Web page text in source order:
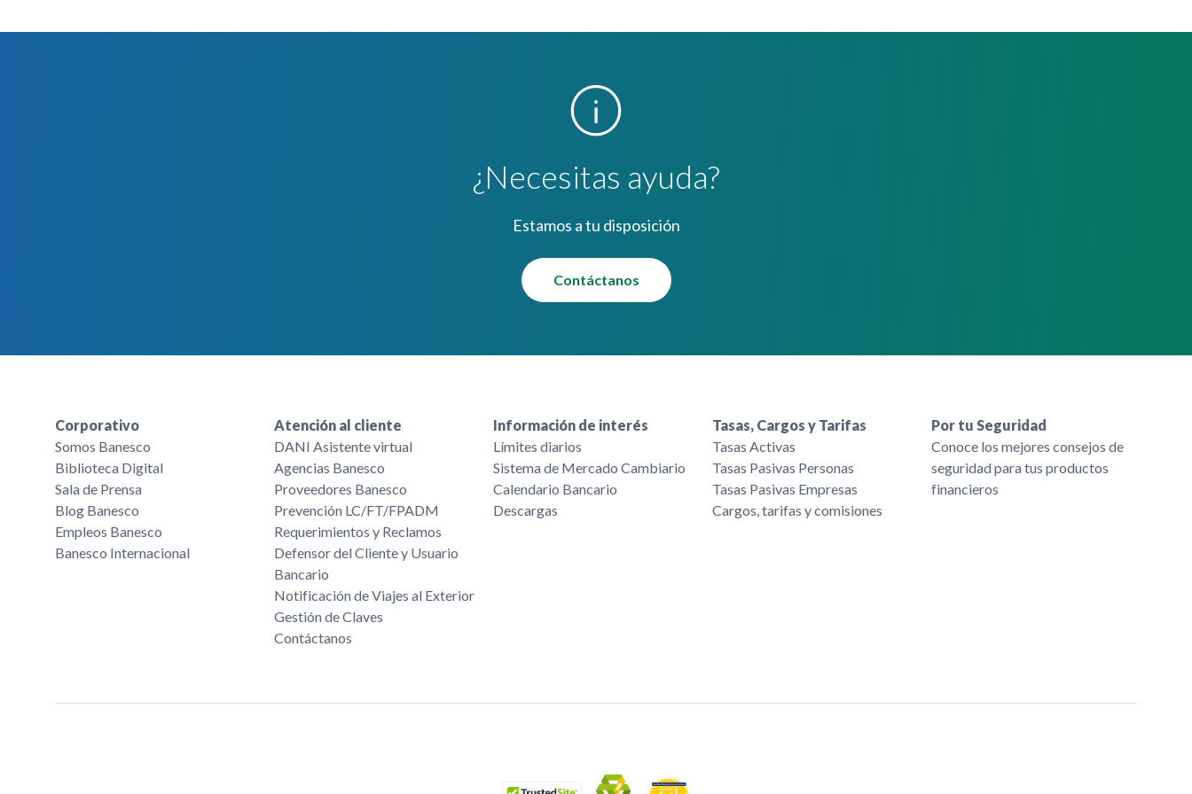
¿Necesitas ayuda?
Estamos a tu disposición
Contáctanos
Corporativo
Somos Banesco
Biblioteca Digital
Sala de Prensa
Blog Banesco
Empleos Banesco
Banesco Internacional
Atención al cliente
DANI Asistente virtual
Agencias Banesco
Proveedores Banesco
Prevención LC/FT/FPADM
Requerimientos y Reclamos
Defensor del Cliente y Usuario
Bancario
Notificación de Viajes al Exterior
Gestión de Claves
Contáctanos
Información de interés
Límites diarios
Sistema de Mercado Cambiario
Calendario Bancario
Descargas
Tasas, Cargos y Tarifas
Tasas Activas
Tasas Pasivas Personas
Tasas Pasivas Empresas
Cargos, tarifas y comisiones
Por tu Seguridad
Conoce los mejores consejos de
seguridad para tus productos
financieros